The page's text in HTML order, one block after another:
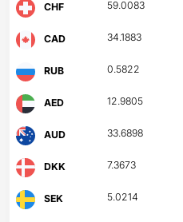
CHF 59.0083
CAD 34.1883
RUB 0.5822
AED 12.9805
AUD 33.6898
DKK 7.3673
SEK 5.0214